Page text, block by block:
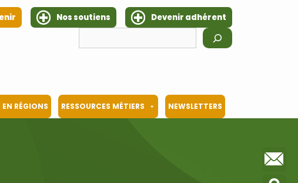
Nos soutiens
Devenir adhérent
EN RÉGIONS RESSOURCES MÉTIERS NEWSLETTERS